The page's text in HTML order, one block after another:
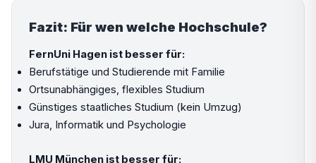
Fazit: Für wen welche Hochschule?
FernUni Hagen ist besser für:
Berufstätige und Studierende mit Familie
Ortsunabhängiges, flexibles Studium
Günstiges staatliches Studium (kein Umzug)
Jura, Informatik und Psychologie
LMU München ist besser für: